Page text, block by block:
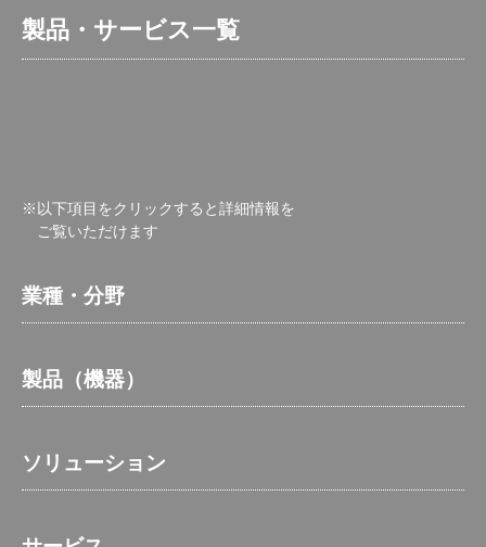
製品・サービス一覧
※以下項目をクリックすると詳細情報を
ご覧いただけます
業種・分野
製品（機器）
ソリューション